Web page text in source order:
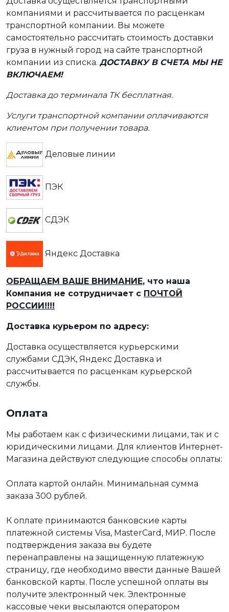
компаниями и рассчитывается по расценкам
транспортной компании. Вы можете
самостоятельно рассчитать стоимость доставки
груза в нужный город на сайте транспортной
компании из списка. ДОСТАВКУ В СЧЕТА МЫ НЕ
ВКЛЮЧАЕМ!
Доставка до терминала ТК бесплатная.
Услуги транспортной компании оплачиваются
клиентом при получении товара.
Деловые линии
ПЭК
СДЭК
Яндекс Доставка
ОБРАЩАЕМ ВАШЕ ВНИМАНИЕ, что наша
Компания не сотрудничает с ПОЧТОЙ
РОССИИ!!!!
Доставка курьером по адресу:
Доставка осуществляется курьерскими
службами СДЭК, Яндекс Доставка и
рассчитывается по расценкам курьерской
службы.
Оплата
Мы работаем как с физическими лицами, так и с
юридическими лицами. Для клиентов Интернет-
Магазина действуют следующие способы оплаты:
Оплата картой онлайн. Минимальная сумма
заказа 300 рублей.
К оплате принимаются банковские карты
платежной системы Visa, MasterCard, МИР. После
подтверждения заказа вы будете
перенаправлены на защищенную платежную
страницу, где необходимо ввести данные Вашей
банковской карты. После успешной оплаты вы
получите электронный чек. Электронные
кассовые чеки высылаются оператором